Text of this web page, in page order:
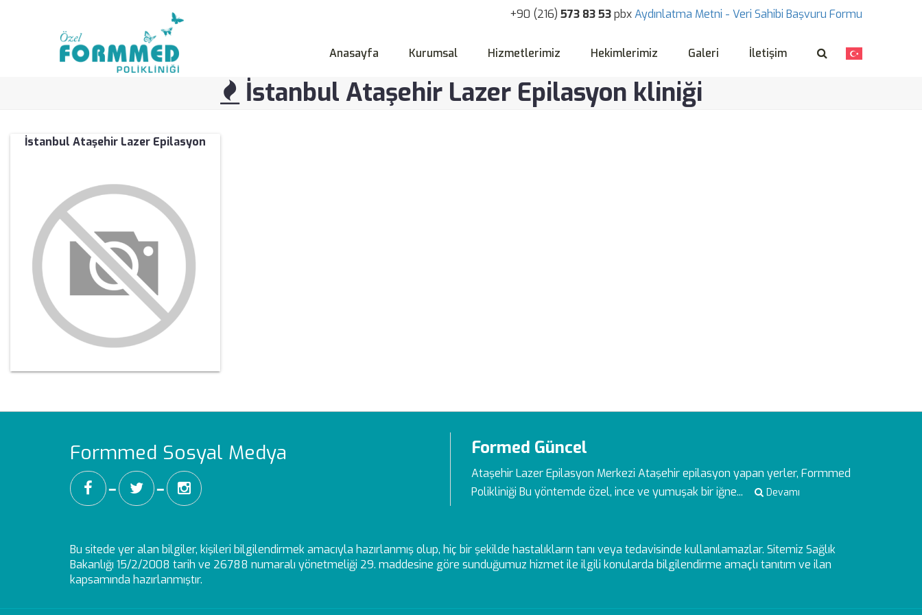
+90 (216) 573 83 53pbxAydınlatma Metni - Veri Sahibi Başvuru Formu
Anasayfa Kurumsal Hizmetlerimiz Hekimlerimiz Galeri İletişim
İstanbul Ataşehir Lazer Epilasyon kliniği
İstanbul Ataşehir Lazer Epilasyon
Formmed Sosyal Medya
━ ━
Formed Güncel
Ataşehir Lazer Epilasyon Merkezi Ataşehir epilasyon yapan yerler, Formmed
Polikliniği Bu yöntemde özel, ince ve yumuşak bir iğne...
Devamı
Bu sitede yer alan bilgiler, kişileri bilgilendirmek amacıyla hazırlanmış olup, hiç bir şekilde hastalıkların tanı veya tedavisinde kullanılamazlar. Sitemiz Sağlık
Bakanlığı 15/2/2008 tarih ve 26788 numaralı yönetmeliği 29. maddesine göre sunduğumuz hizmet ile ilgili konularda bilgilendirme amaçlı tanıtım ve ilan
kapsamında hazırlanmıştır.